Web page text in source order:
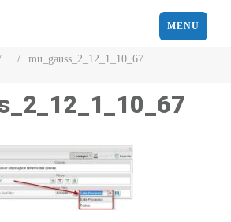
MENU
/ mu_gauss_2_12_1_10_67